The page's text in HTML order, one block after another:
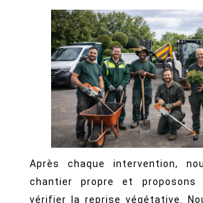
Après chaque intervention,
chantier propre et
vérifier la reprise végétative.